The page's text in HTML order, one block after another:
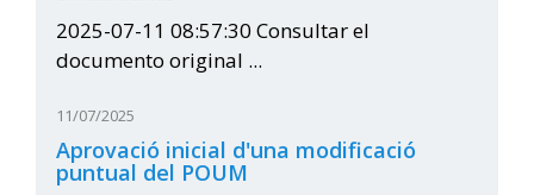
2025-07-11 08:57:30 Consultar el
documento original ...
11/07/2025
Aprovació inicial d'una modificació
puntual del POUM